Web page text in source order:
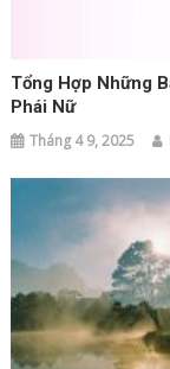
Tổng Hợp Những
Phái Nữ
Tháng 4 9, 2025